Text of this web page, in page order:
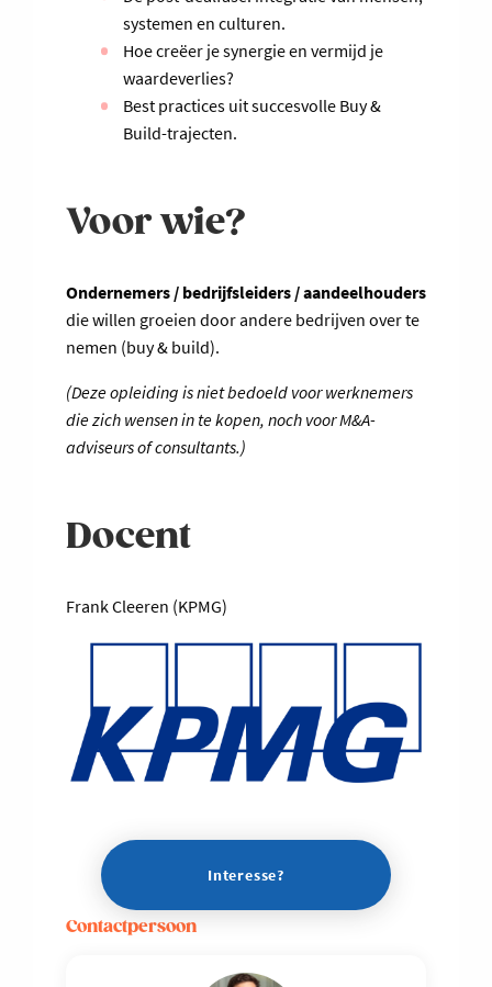
systemen en culturen.
Hoe creëer je synergie en vermijd je
waardeverlies?
Best practices uit succesvolle Buy &
Build-trajecten.
Voor wie?
Ondernemers / bedrijfsleiders / aandeelhouders
die willen groeien door andere bedrijven over te
nemen (buy & build).
(Deze opleiding is niet bedoeld voor werknemers
die zich wensen in te kopen, noch voor M&A-
adviseurs of consultants.)
Docent
Frank Cleeren (KPMG)
Interesse?
Contactpersoon